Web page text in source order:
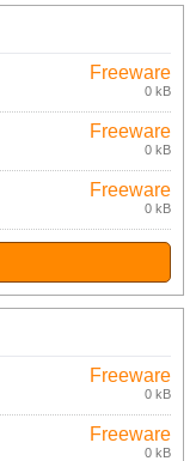
Freeware
0 kB
Freeware
0 kB
Freeware
0 kB
Freeware
0 kB
Freeware
0 kB